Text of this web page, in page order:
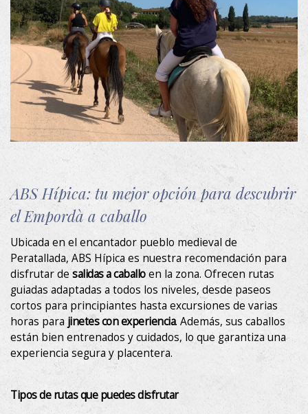
La Masía
Apartamento
Experiencias
Regala
Ubicación
ABS Hípica: tu mejor opción para descubrir
el Empordà a caballo
Ubicada en el encantador pueblo medieval de
Peratallada, ABS Hípica es nuestra recomendación para
disfrutar desalidas a caballoen la zona. Ofrecen rutas
guiadas adaptadas a todos los niveles, desde paseos
cortos para principiantes hasta excursiones de varias
horas para jinetes con experiencia. Además, sus caballos
están bien entrenados y cuidados, lo que garantiza una
experiencia segura y placentera.
Tipos de rutas que puedes disfrutar